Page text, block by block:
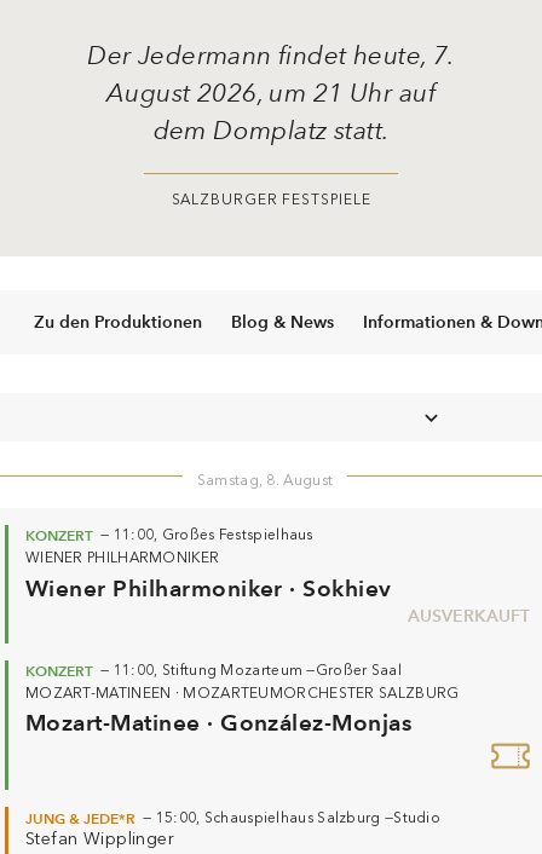
Der Jedermann findet heute, 7.
August 2026, um 21 Uhr auf
dem Domplatz statt.
SALZBURGER FESTSPIELE
Zu den Produktionen Blog & News Informationen &
Samstag, 8. August
KONZERT — 11:00, Großes Festspielhaus
WIENER PHILHARMONIKER
Wiener Philharmoniker · Sokhiev
AUSVERKAUFT
KONZERT — 11:00, Stiftung Mozarteum —Großer Saal
MOZART-MATINEEN · MOZARTEUMORCHESTER SALZBURG
Mozart-Matinee · González-Monjas
JUNG & JEDE*R — 15:00, Schauspielhaus Salzburg —Studio
Stefan Wipplinger